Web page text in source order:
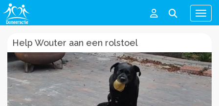
Menu
Help Wouter aan een rolstoel